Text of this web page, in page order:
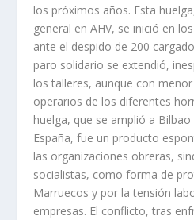
los próximos años. Esta
general en AHV, se inició en
ante el despido de 200
paro solidario se extendió,
los talleres, aunque con
operarios de los diferentes
huelga, que se amplió a
España, fue un producto
las organizaciones obreras,
socialistas, como forma de
Marruecos y por la tensión
empresas. El conflicto, tras